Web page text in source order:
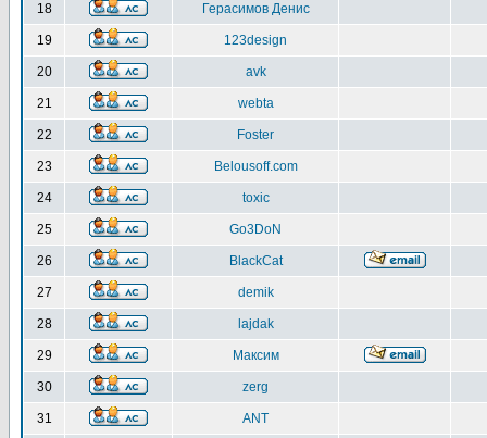
18 Герасимов Денис
19 123design
20 avk
21 webta
22 Foster
23 Belousoff.com
24 toxic
25 Go3DoN
26 BlackCat
27 demik
28 lajdak
29 Максим
30 zerg
31 ANT